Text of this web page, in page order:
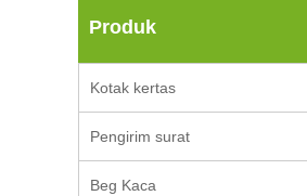
Produk
Kotak kertas
Pengirim surat
Beg Kaca